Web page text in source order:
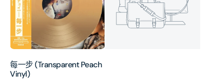
Peach
Vinyl)
每一步 (Transparent Peach
Vinyl)